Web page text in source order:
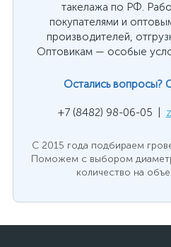
такелажа по РФ.
покупателями и
производителей,
Оптовикам — особые
Остались вопросы?
+7 (8482) 98-06-05 |
С 2015 года подбираем
Поможем с выбором
количество на